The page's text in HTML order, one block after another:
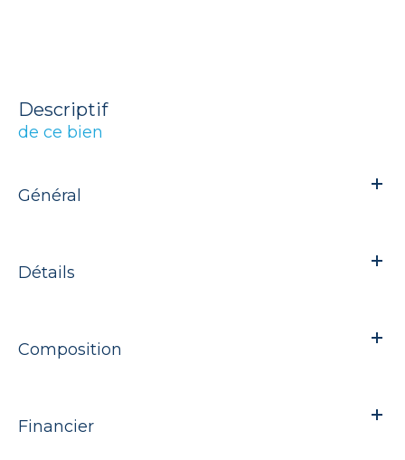
descriptif
de ce bien
Général
Détails
Composition
Financier